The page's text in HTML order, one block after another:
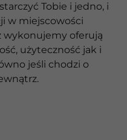
Tobie i jedno, i
w miejscowości
wykonujemy oferują
użyteczność jak i
jeśli chodzi o